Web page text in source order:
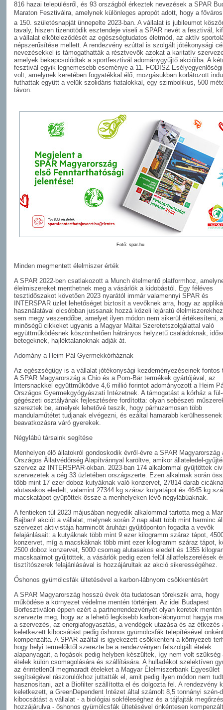
816 hazai településről, és 93 országból érkeztek nevezések a SPAR
Maraton Fesztiválra, amelynek különleges apropót adott, hogy a
a 150. születésnapját ünnepelte 2023-ban. A vállalat is jubileumot
tavaly, hiszen tizenötödik esztendeje viseli a SPAR nevét a fesztivál,
a vállalat elköteleződését az egészségtudatos életmód, az aktív
népszerűsítése mellett. A rendezvény ezúttal is szolgált jótékonysági
nevezésekkel is támogathatták a résztvevők azokat a karitatív
amelyek bekapcsolódtak a sportfesztivál adománygyűjtő akcióiba. A
fesztivál egyik legnemesebb eseménye a 11. FODISZ
volt, amelynek keretében fogyatékkal élő, mozgásukban korlátozott
futhattak együtt a velük szolidáris fiatalokkal, egy szimbolikus, 500
távon.
Fotó: spar.hu
Minden megmentett élelmiszer érték
A SPAR 2022-ben csatlakozott a Munch ételmentő platformhoz,
élelmiszereket menthetnek meg a vásárlók a kidobástól. Egy féléves
tesztidőszakot követően 2023 nyarától immár valamennyi SPAR és
INTERSPAR üzlet lehetőséget biztosít a vevőknek arra, hogy az
használatával olcsóbban jussanak hozzá közeli lejáratú
sem megy veszendőbe, amelyet ilyen módon nem sikerül értékesíteni,
minőségű cikkeket ugyanis a Magyar Máltai Szeretetszolgálattal való
együttműködésnek köszönhetően hátrányos helyzetű családoknak,
betegeknek, hajléktalanoknak adják át.
Adomány a Heim Pál Gyermekkórháznak
Az egészségügy is a vállalat jótékonysági kezdeményezéseinek fontos
A SPAR Magyarország a Chio és a Pom-Bär termékek gyártójával, az
Intersnackkel együttműködve 4,6 millió forintot adományozott a Heim
Országos Gyermekgyógyászati Intézetnek. A támogatást a kórház a
gégészeti osztályának fejlesztésére fordította: olyan sebészeti
szereztek be, amelyek lehetővé teszik, hogy párhuzamosan több
mandulaműtétet tudjanak elvégezni, és ezáltal hamarabb
beavatkozásra váró gyerekek.
Négylábú társaink segítése
Menhelyen élő állatokról gondoskodik évről-évre a SPAR Magyarország
Országos Állatvédőrség Alapítvánnyal karöltve, amikor állateledel-
szervez az INTERSPAR-okban. 2023-ban 174 alkalommal gyűjtöttek
szervezetek a cég 33 üzletében országszerte. Ezen alkalmak során
több mint 17 ezer doboz kutyáknak való konzervet, 27814 darab
alutasakos eledelt, valamint 27344 kg száraz kutyatápot és 4645 kg
macskatápot gyűjtöttek össze a menhelyeken lévő négylábúaknak.
A fentieken túl 2023 májusában negyedik alkalommal tartotta meg a
Bajban! akciót a vállalat, melynek során 2 nap alatt több mint harminc
szervezet aktivistája harmincöt áruházi gyűjtőponton fogadta a vevők
felajánlásait: a kutyáknak több mint 9 ezer kilogramm száraz tápot,
konzervet, míg a macskáknak több mint ezer kilogramm száraz tápot,
2500 doboz konzervet, 5000 csomag alutasakos eledelt és 1355
macskaalmot gyűjtöttek, a vásárlók pedig ezen felül állatfelszerelések
tisztítószerek felajánlásával is hozzájárultak az akció sikerességéhez.
Őshonos gyümölcsfák ültetésével a karbon-lábnyom csökkentésért
A SPAR Magyarország hosszú évek óta tudatosan törekszik arra, hogy
működése a környezet védelme mentén történjen. Az idei Budapest
Borfesztiválon éppen ezért a partnerrendezvényét olyan keretek mentén
szervezte meg, hogy az a lehető legkisebb karbon-lábnyomot hagyja
a szervezés, az energiafogyasztás, a vendégek utazása és az étkezés
keletkezett kibocsátást pedig őshonos gyümölcsfák telepítésével
kompenzálta. A SPAR azáltal is igyekezett csökkenteni a környezeti
hogy helyi termelőktől szerezte be a rendezvényen felszolgált ételek
alapanyagait, a fogások pedig helyben készültek, így nem volt szükség
ételek külön csomagolására és szállítására. A hulladékot szelektíven
az érintetlenül megmaradt ételeket a Magyar Élelmiszerbank Egyesület
segítségével rászorulókhoz juttatták el, amit pedig ilyen módon nem
hasznosítani, azt a Biofilter szállította el és dolgozta fel. A rendezvény
keletkezett, a GreenDependent Intézet által számolt 8,5 tonnányi szén-
kibocsátást a vállalat - a biológiai sokféleséghez és a tájfajták
hozzájárulva - őshonos gyümölcsfák ültetésével önkéntesen